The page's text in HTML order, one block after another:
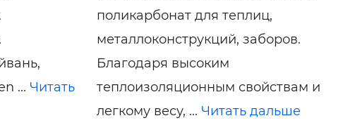
... Читать
поликарбонат для теплиц,
металлоконструкций, заборов.
Благодаря высоким
теплоизоляционным свойствам и
легкому весу, ... Читать дальше